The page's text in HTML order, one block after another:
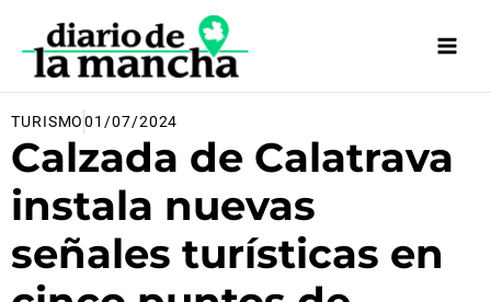
contenido
TURISMO 01/07/2024
Calzada de Calatrava
instala nuevas
señales turísticas en